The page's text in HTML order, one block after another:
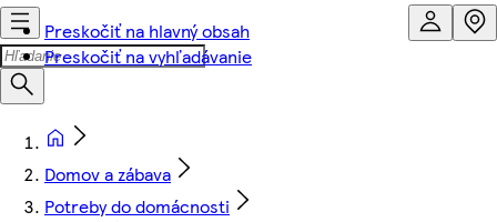
Preskočiť na hlavný obsah
Preskočiť na vyhľadávanie
Domov a zábava
Potreby do domácnosti